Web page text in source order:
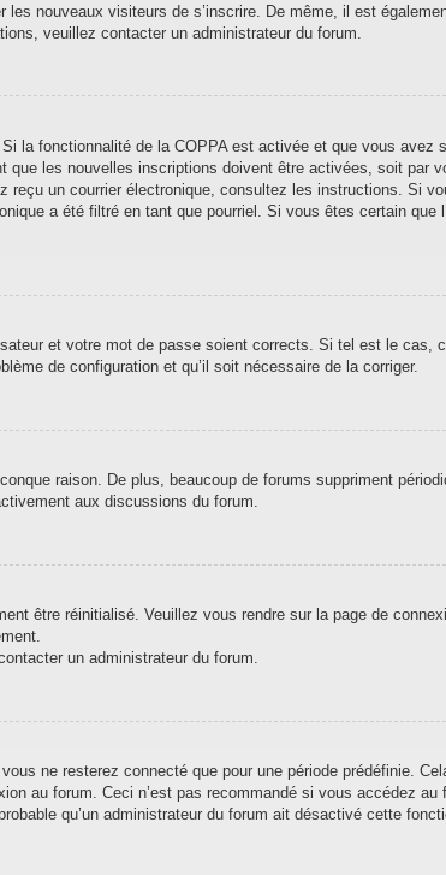
nouveaux visiteurs de s’inscrire. De même, il est
veuillez contacter un administrateur du forum.
la fonctionnalité de la COPPA est activée et que vous avez
les nouvelles inscriptions doivent être activées, soit par
un courrier électronique, consultez les instructions. Si
a été filtré en tant que pourriel. Si vous êtes certain
et votre mot de passe soient corrects. Si tel est le
de configuration et qu’il soit nécessaire de la corriger.
raison. De plus, beaucoup de forums suppriment
aux discussions du forum.
être réinitialisé. Veuillez vous rendre sur la page de
un administrateur du forum.
ne resterez connecté que pour une période prédéfinie.
au forum. Ceci n’est pas recommandé si vous accédez
qu’un administrateur du forum ait désactivé cette